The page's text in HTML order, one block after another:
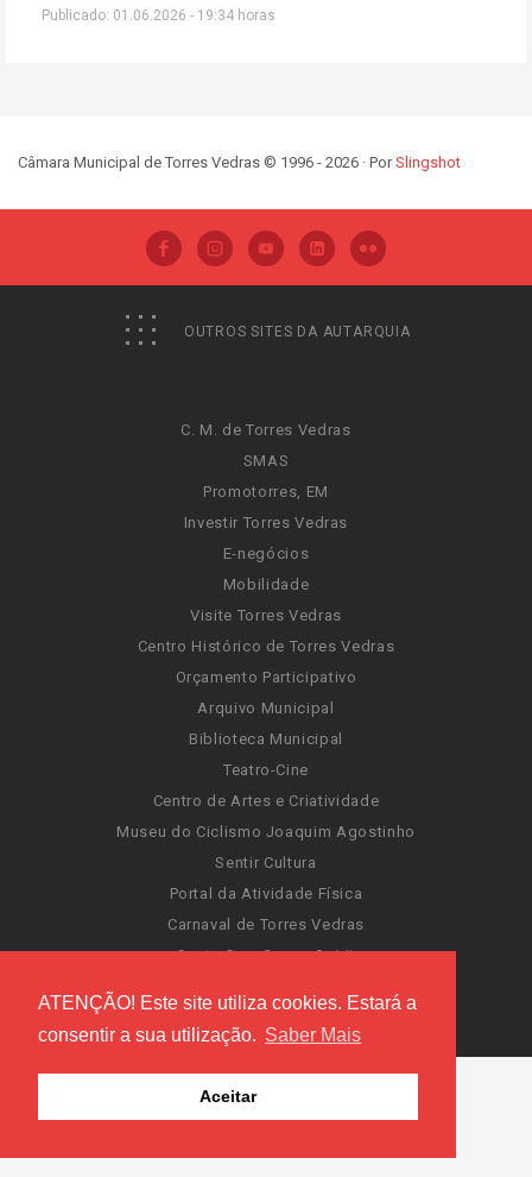
ATENÇÃO! Este site utiliza cookies. Estará a
consentir a sua utilização. Saber Mais
Aceitar
Publicado: 01.06.2026 - 19:34 horas
Câmara Municipal de Torres Vedras © 1996 - 2026 · PorSlingshot
OUTROS SITES DA AUTARQUIA
C. M. de Torres Vedras
SMAS
Promotorres, EM
Investir Torres Vedras
E-negócios
Mobilidade
Visite Torres Vedras
Centro Histórico de Torres Vedras
Orçamento Participativo
Arquivo Municipal
Biblioteca Municipal
Teatro-Cine
Centro de Artes e Criatividade
Museu do Ciclismo Joaquim Agostinho
Sentir Cultura
Portal da Atividade Física
Carnaval de Torres Vedras
Santa Cruz Ocean Spirit